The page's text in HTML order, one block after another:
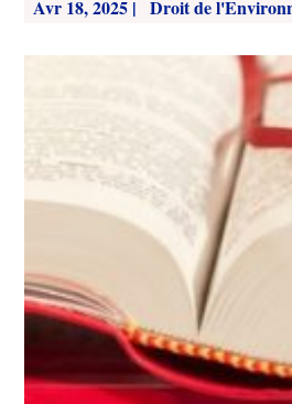
Avr 18, 2025 | Droit de